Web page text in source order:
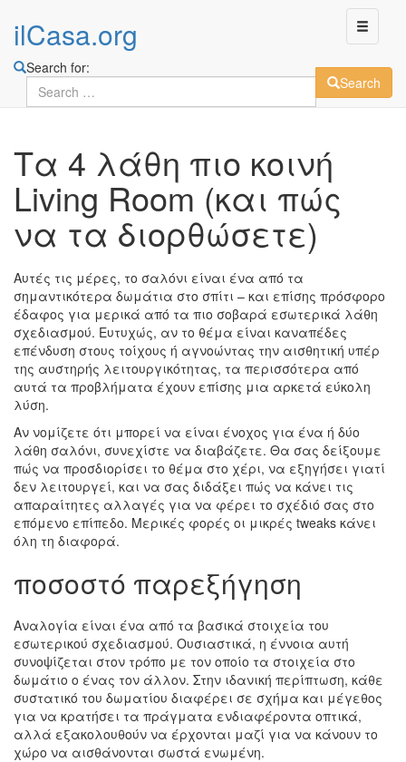
ilCasa.org
Search for:
Search
content
Τα 4 λάθη πιο κοινή
Living Room (και πώς
να τα διορθώσετε)
Αυτές τις μέρες, το σαλόνι είναι ένα από τα
σημαντικότερα δωμάτια στο σπίτι – και επίσης πρόσφορο
έδαφος για μερικά από τα πιο σοβαρά εσωτερικά λάθη
σχεδιασμού. Ευτυχώς, αν το θέμα είναι καναπέδες
επένδυση στους τοίχους ή αγνοώντας την αισθητική υπέρ
της αυστηρής λειτουργικότητας, τα περισσότερα από
αυτά τα προβλήματα έχουν επίσης μια αρκετά εύκολη
λύση.
Αν νομίζετε ότι μπορεί να είναι ένοχος για ένα ή δύο
λάθη σαλόνι, συνεχίστε να διαβάζετε. Θα σας δείξουμε
πώς να προσδιορίσει το θέμα στο χέρι, να εξηγήσει γιατί
δεν λειτουργεί, και να σας διδάξει πώς να κάνει τις
απαραίτητες αλλαγές για να φέρει το σχέδιό σας στο
επόμενο επίπεδο. Μερικές φορές οι μικρές tweaks κάνει
όλη τη διαφορά.
ποσοστό παρεξήγηση
Αναλογία είναι ένα από τα βασικά στοιχεία του
εσωτερικού σχεδιασμού. Ουσιαστικά, η έννοια αυτή
συνοψίζεται στον τρόπο με τον οποίο τα στοιχεία στο
δωμάτιο ο ένας τον άλλον. Στην ιδανική περίπτωση, κάθε
συστατικό του δωματίου διαφέρει σε σχήμα και μέγεθος
για να κρατήσει τα πράγματα ενδιαφέροντα οπτικά,
αλλά εξακολουθούν να έρχονται μαζί για να κάνουν το
χώρο να αισθάνονται σωστά ενωμένη.